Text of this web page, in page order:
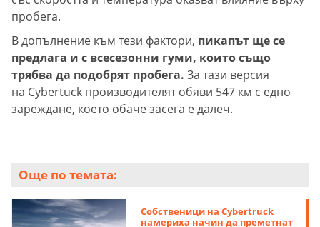
пробега.
В допълнение към тези фактори, пикапът ще се
предлага и с всесезонни гуми, които също
трябва да подобрят пробега. За тази версия
на Cybertuck производителят обяви 547 км с едно
зареждане, което обаче засега е далеч.
Още по темата:
Собственици на Cybertruck
намериха начин да преметнат